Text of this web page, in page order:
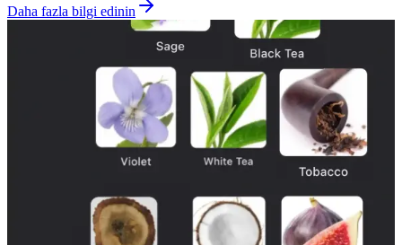
Daha fazla bilgi edinin